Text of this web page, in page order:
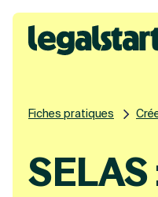
Legalstart
Fiches pratiques